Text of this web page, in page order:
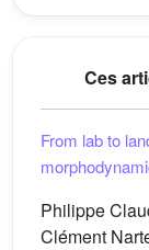
Ces
From lab to
Philippe
Clément